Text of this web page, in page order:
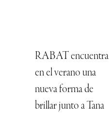
RABAT encuentra
en el verano una
nueva forma de
brillar junto a Tana